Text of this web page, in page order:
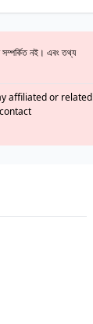
নই। এবং তথ্য
affiliated or related